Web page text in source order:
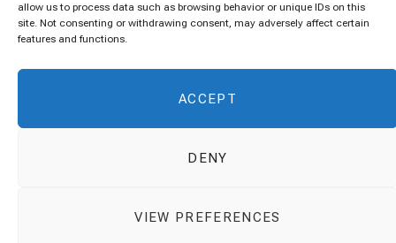
allow us to process data such as browsing behavior or unique IDs on this
site. Not consenting or withdrawing consent, may adversely affect certain
features and functions.
ACCEPT
DENY
VIEW PREFERENCES
«Μελομακάρονα»
9 Δεκεμβρίου 2025